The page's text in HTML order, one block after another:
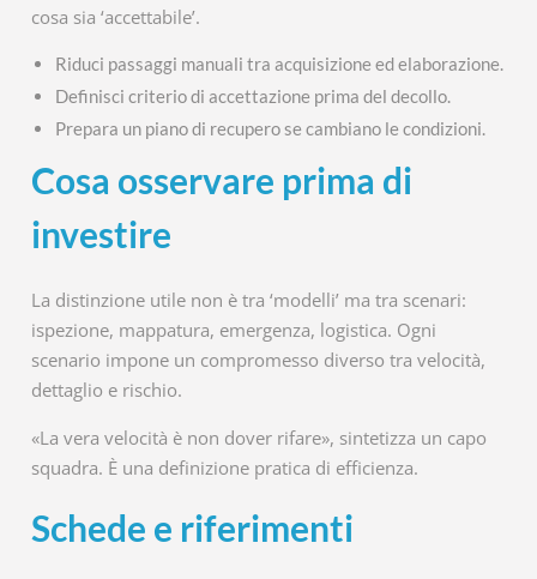
cosa sia ‘accettabile’.
Riduci passaggi manuali tra acquisizione ed elaborazione.
Definisci criterio di accettazione prima del decollo.
Prepara un piano di recupero se cambiano le condizioni.
Cosa osservare prima di
investire
La distinzione utile non è tra ‘modelli’ ma tra scenari:
ispezione, mappatura, emergenza, logistica. Ogni
scenario impone un compromesso diverso tra velocità,
dettaglio e rischio.
«La vera velocità è non dover rifare», sintetizza un capo
squadra. È una definizione pratica di efficienza.
Schede e riferimenti